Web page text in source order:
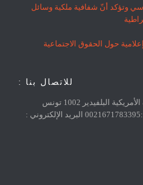
وتؤكد أنّ شفافية ملكية وسائل
حول الحقوق الاجتماعية
للاتصال بنا :
العنوان : 14 شارع الولايات المتحدة الأمريكية البلفيدير 1002 تونس